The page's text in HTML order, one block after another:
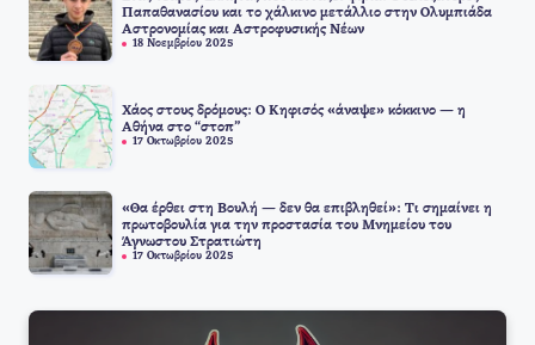
Παπαθανασίου και το χάλκινο μετάλλιο στην Ολυμπιάδα
Αστρονομίας και Αστροφυσικής Νέων
18 Νοεμβρίου 2025
Χάος στους δρόμους: Ο Κηφισός «άναψε» κόκκινο — η
Αθήνα στο “στοπ”
17 Οκτωβρίου 2025
«Θα έρθει στη Βουλή — δεν θα επιβληθεί»: Τι σημαίνει η
πρωτοβουλία για την προστασία του Μνημείου του
Άγνωστου Στρατιώτη
17 Οκτωβρίου 2025